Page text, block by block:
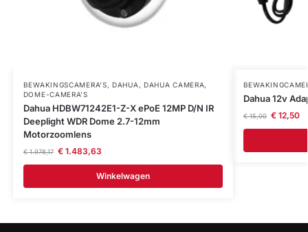
BEWAKINGSCAMERA'S,DAHUA , DAHUA CAMERA,
DOME-CAMERA’S
Dahua HDBW71242E1-Z-X ePoE 12MP D/N IR
Deeplight WDR Dome 2.7-12mm
Motorzoomlens
€1.978,17 €1.483,63
Winkelwagen
Dahua 12v
€15,00 €12,50